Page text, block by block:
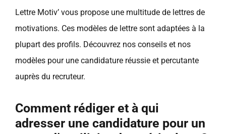
Lettre Motiv’ vous propose une multitude de lettres de
motivations. Ces modèles de lettre sont adaptées à la
plupart des profils. Découvrez nos conseils et nos
modèles pour une candidature réussie et percutante
auprès du recruteur.
Comment rédiger et à qui
adresser une candidature pour un